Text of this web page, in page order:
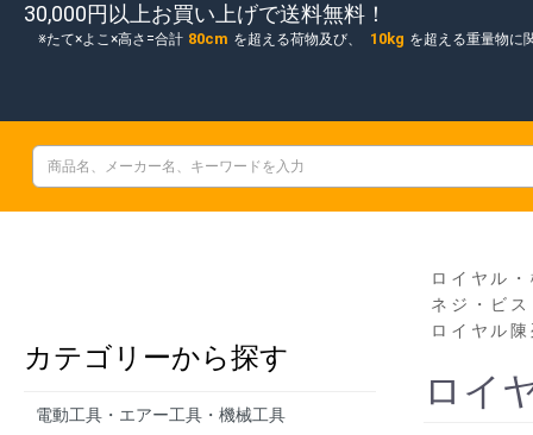
30,000円以上お買い上げで送料無料！
たて×よこ×高さ=合計 80cm を超える荷物及び、 10kg を超える重量物に
カテゴリーから探す
電動工具・エアー工具・機械工具
ロイヤル
ネジ・ビ
ロイヤル
ロイ